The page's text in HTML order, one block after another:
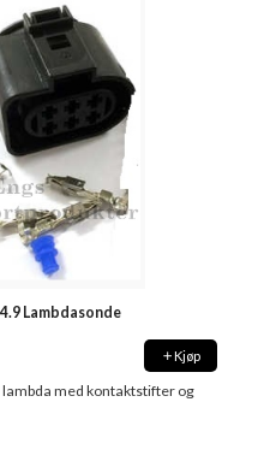
Lambdasonde
Kjøp
lambda med kontaktstifter og